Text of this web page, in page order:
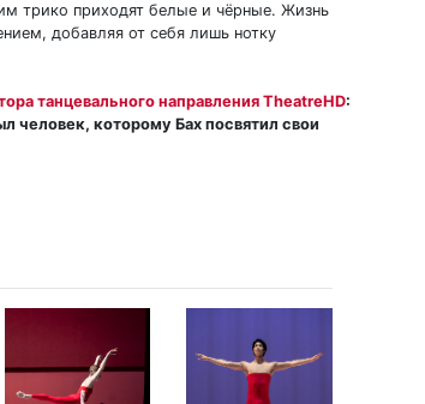
трико приходят белые и чёрные. Жизнь
добавляя от себя лишь нотку
танцевального направления TheatreHD:
человек, которому Бах посвятил свои